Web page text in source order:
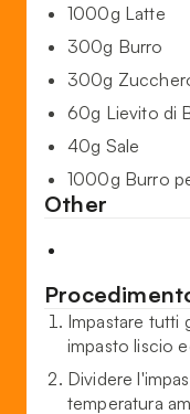
1000g Latte
300g Burro
300g
60g Lievito di
40g Sale
1000g Burro
Other
Impastare tutti
impasto liscio
Dividere
temperatura